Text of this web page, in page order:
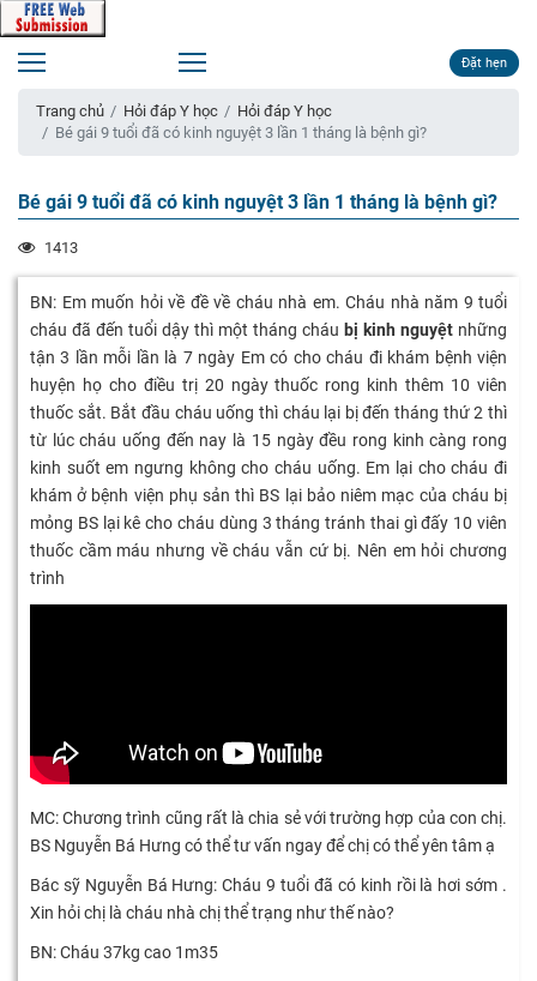
Đặt hẹn
Trang chủ Hỏi đáp Y học
Hỏi đáp Y học
Bé gái 9 tuổi đã có kinh nguyệt 3 lần 1 tháng là bệnh gì?
Bé gái 9 tuổi đã có kinh nguyệt 3 lần 1 tháng là bệnh gì?
1413
BN: Em muốn hỏi về đề về cháu nhà em. Cháu nhà năm 9 tuổi
cháu đã đến tuổi dậy thì một tháng cháu bị kinh nguyệt những
tận 3 lần mỗi lần là 7 ngày Em có cho cháu đi khám bệnh viện
huyện họ cho điều trị 20 ngày thuốc rong kinh thêm 10 viên
thuốc sắt. Bắt đầu cháu uống thì cháu lại bị đến tháng thứ 2 thì
từ lúc cháu uống đến nay là 15 ngày đều rong kinh càng rong
kinh suốt em ngưng không cho cháu uống. Em lại cho cháu đi
khám ở bệnh viện phụ sản thì BS lại bảo niêm mạc của cháu bị
mỏng BS lại kê cho cháu dùng 3 tháng tránh thai gì đấy 10 viên
thuốc cầm máu nhưng về cháu vẫn cứ bị. Nên em hỏi chương
trình
MC: Chương trình cũng rất là chia sẻ với trường hợp của con chị.
BS Nguyễn Bá Hưng có thể tư vấn ngay để chị có thể yên tâm ạ
Bác sỹ Nguyễn Bá Hưng: Cháu 9 tuổi đã có kinh rồi là hơi sớm .
Xin hỏi chị là cháu nhà chị thể trạng như thế nào?
BN: Cháu 37kg cao 1m35